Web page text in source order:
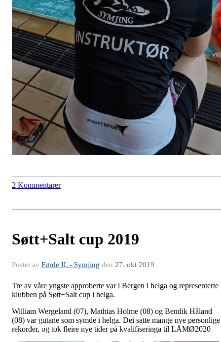
2 Kommentarer
Søtt+Salt cup 2019
Postet av Førde IL - Symjing den 27. okt 2019
Tre av våre yngste approberte var i Bergen i helga og representerte
klubben på Søtt+Salt cup i helga.
William Wergeland (07), Mathias Holme (08) og Bendik Håland
(08) var gutane som symde i helga. Dei satte mange nye personlige
rekorder, og tok fleire nye tider på kvalifiseringa til LÅMØ2020